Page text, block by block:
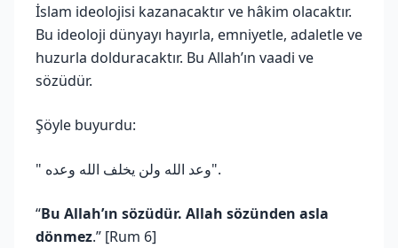
İslam ideolojisi kazanacaktır ve hâkim olacaktır.
Bu ideoloji dünyayı hayırla, emniyetle, adaletle ve
huzurla dolduracaktır. Bu Allah’ın vaadi ve
sözüdür.
Şöyle buyurdu:
" وعد الله ولن يخلف الله وعده".
“Bu Allah’ın sözüdür. Allah sözünden asla
dönmez.” [Rum 6]